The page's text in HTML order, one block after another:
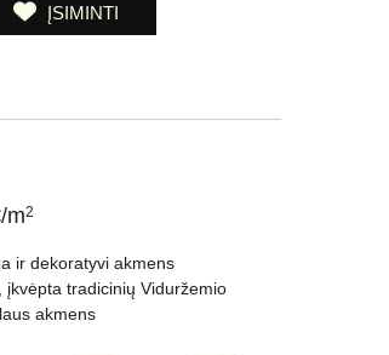
ĮSIMINTI
m2
ir dekoratyvi akmens
įkvėpta tradicinių Viduržemio
akmens